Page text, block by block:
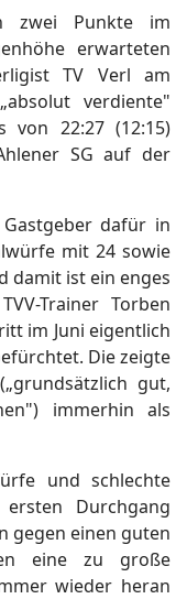
zwei Punkte im
erwarteten
TV Verl am
verdiente"
von 22:27 (12:15)
SG auf der
dafür in
mit 24 sowie
damit ist ein enges
Trainer Torben
im Juni eigentlich
Die zeigte
gut,
immerhin als
und schlechte
Durchgang
gegen einen guten
eine zu große
wieder heran